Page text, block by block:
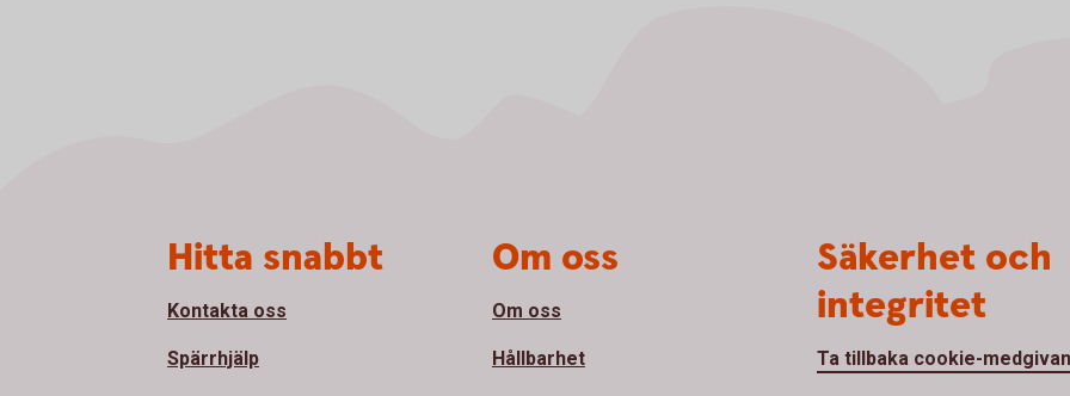
Hitta snabbt
Kontakta oss
Spärrhjälp
Om oss
Om oss
Hållbarhet
Säkerhet och
integritet
Ta tillbaka cookie-